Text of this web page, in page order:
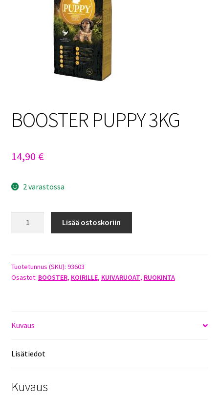
Tietosuojaseloste
Toimitusehdot
BOOSTER PUPPY 3KG
14,90 €
2 varastossa
Lisää ostoskoriin
Tuotetunnus (SKU): 93603
Osastot: BOOSTER, KOIRILLE, KUIVARUOAT, RUOKINTA
Kuvaus
Lisätiedot
Kuvaus